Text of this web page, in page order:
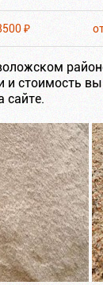
₽
и стоимость
сайте.